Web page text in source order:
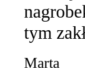
tym
Marta